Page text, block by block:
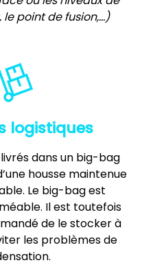
le point de fusion,…)
logistiques
dans un big-bag
housse maintenue
Le big-bag est
Il est toutefois
de le stocker à
les problèmes de